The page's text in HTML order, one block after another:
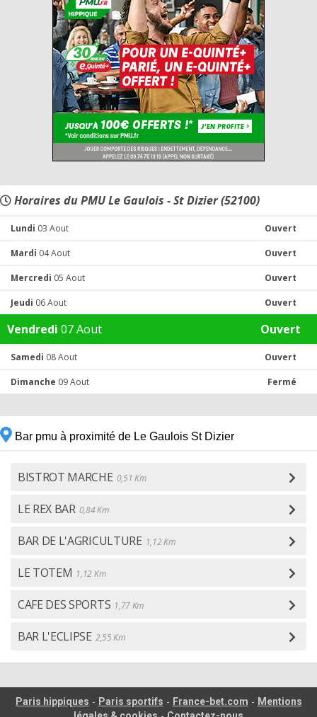
Horaires du PMU Le Gaulois - St Dizier (52100)
Lundi 03 Aout Ouvert
Mardi 04 Aout Ouvert
Mercredi 05 Aout Ouvert
Jeudi 06 Aout Ouvert
Vendredi 07 Aout Ouvert
Samedi 08 Aout Ouvert
Dimanche 09 Aout Fermé
Bar pmu à proximité de Le Gaulois St Dizier
BISTROT MARCHE 0,51 Km
LE REX BAR 0,84 Km
BAR DE L'AGRICULTURE 1,12 Km
LE TOTEM 1,12 Km
CAFE DES SPORTS 1,77 Km
BAR L'ECLIPSE 2,55 Km
Paris hippiques - Paris sportifs - France-bet.com - Mentions